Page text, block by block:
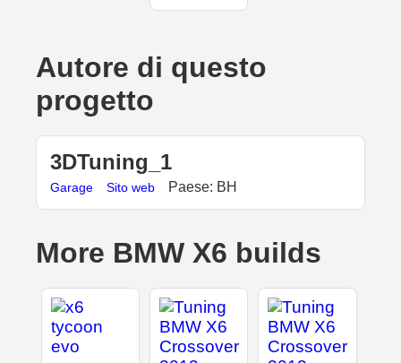
Autore di questo
progetto
3DTuning_1
Garage Sito web Paese: BH
More BMW X6 builds